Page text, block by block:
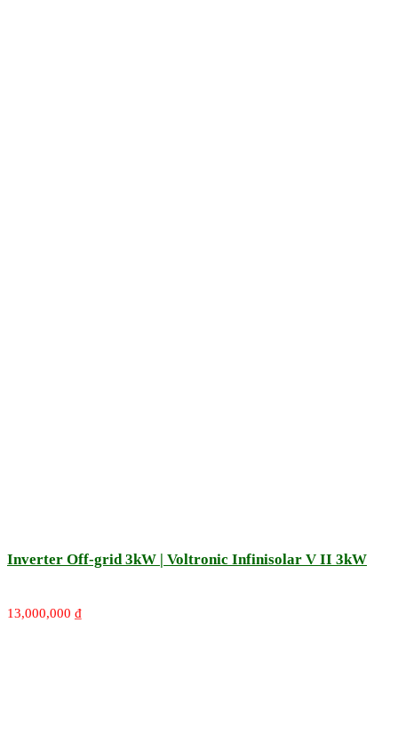
Inverter Off-grid 3kW | Voltronic Infinisolar V II 3kW
13,000,000 ₫